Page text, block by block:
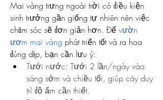
Mai vàng trưng ngoài trời có điều kiện
sinh trưởng gần giống tự nhiên nên việc
chăm sóc sẽ đơn giản hơn. Để vườn
ươm mai vàng phát triển tốt và ra hoa
đúng dịp, bạn cần lưu ý:
Tưới nước: Tưới 2 lần/ngày vào
sáng sớm và chiều tối, giúp cây duy
trì độ ẩm cần thiết.